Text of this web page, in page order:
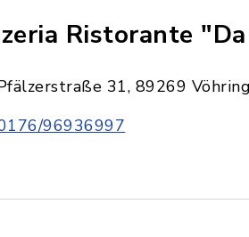
Ristorante
31, 89269
96936997